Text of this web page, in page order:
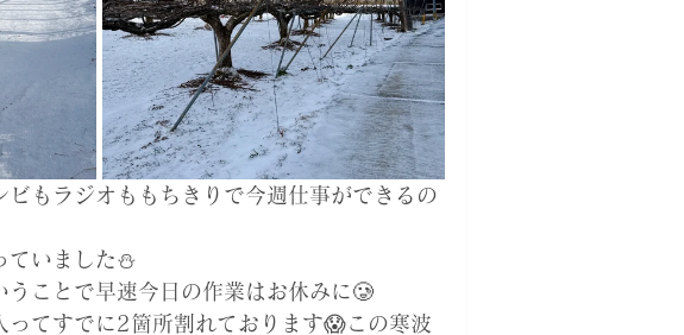
ビもラジオももちきりで今週仕事ができるの
ていました⛄️
うことで早速今日の作業はお休みに🥲
ってすでに2箇所割れております😱この寒波